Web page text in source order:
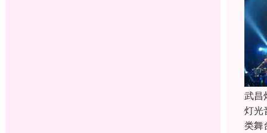
武昌
灯光
类舞